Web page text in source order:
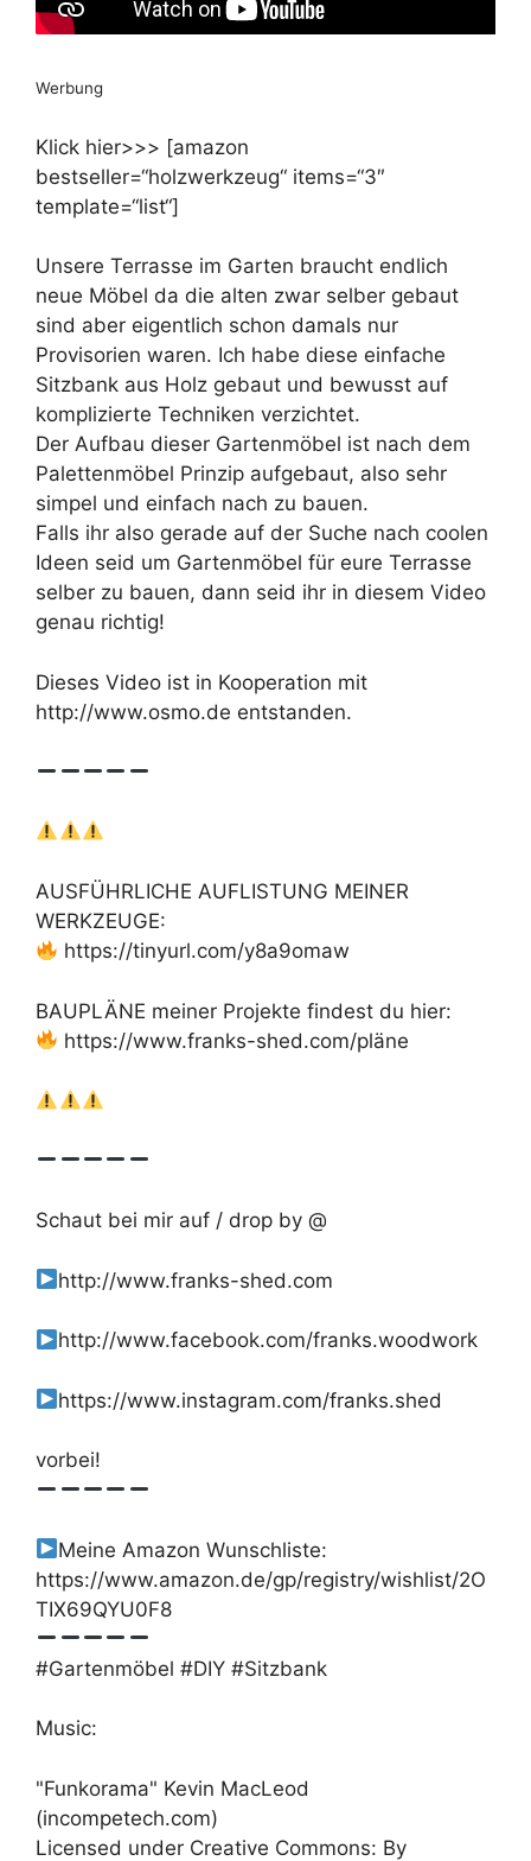
Werbung
Klick hier>>> [amazon
bestseller=“holzwerkzeug“ items=“3″
template=“list“]
Unsere Terrasse im Garten braucht endlich
neue Möbel da die alten zwar selber gebaut
sind aber eigentlich schon damals nur
Provisorien waren. Ich habe diese einfache
Sitzbank aus Holz gebaut und bewusst auf
komplizierte Techniken verzichtet.
Der Aufbau dieser Gartenmöbel ist nach dem
Palettenmöbel Prinzip aufgebaut, also sehr
simpel und einfach nach zu bauen.
Falls ihr also gerade auf der Suche nach coolen
Ideen seid um Gartenmöbel für eure Terrasse
selber zu bauen, dann seid ihr in diesem Video
genau richtig!
Dieses Video ist in Kooperation mit
http://www.osmo.de entstanden.
AUSFÜHRLICHE AUFLISTUNG MEINER
WERKZEUGE:
https://tinyurl.com/y8a9omaw
BAUPLÄNE meiner Projekte findest du hier:
https://www.franks-shed.com/pläne
Schaut bei mir auf / drop by @
http://www.franks-shed.com
http://www.facebook.com/franks.woodwork
https://www.instagram.com/franks.shed
vorbei!
Meine Amazon Wunschliste:
https://www.amazon.de/gp/registry/wishlist/2O
TIX69QYU0F8
#Gartenmöbel #DIY #Sitzbank
Music:
"Funkorama" Kevin MacLeod
(incompetech.com)
Licensed under Creative Commons: By